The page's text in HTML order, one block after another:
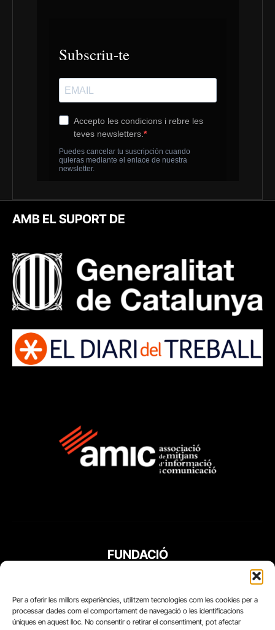
Per a oferir les millors experiències, utilitzem tecnologies com les cookies per a
processar dades com el comportament de navegació o les identificacions
úniques en aquest lloc. No consentir o retirar el consentiment, pot afectar
AMB EL SUPORT DE
FUNDACIÓ